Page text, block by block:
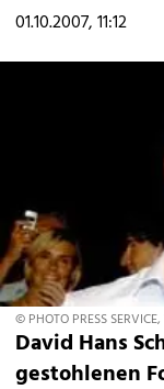
01.10.2007, 11:12
© PHOTO PRESS
David Hans
gestohlenen